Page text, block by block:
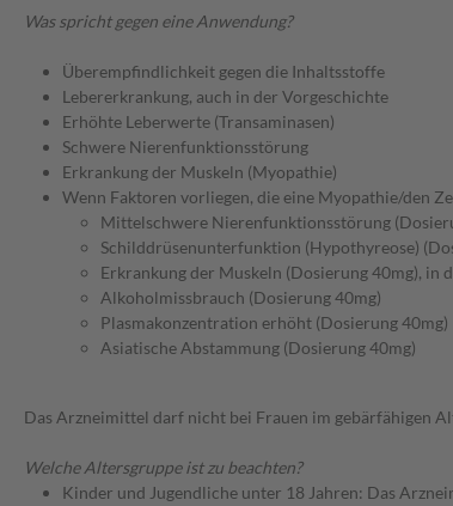
Was spricht gegen eine Anwendung?
Überempfindlichkeit gegen die Inhaltsstoffe
Lebererkrankung, auch in der Vorgeschichte
Erhöhte Leberwerte (Transaminasen)
Schwere Nierenfunktionsstörung
Erkrankung der Muskeln (Myopathie)
Wenn Faktoren vorliegen, die eine Myopathie/den
Mittelschwere Nierenfunktionsstörung
Schilddrüsenunterfunktion (Hypothyreose)
Erkrankung der Muskeln (Dosierung 40mg),
Alkoholmissbrauch (Dosierung 40mg)
Plasmakonzentration erhöht (Dosierung 40mg)
Asiatische Abstammung (Dosierung 40mg)
Das Arzneimittel darf nicht bei Frauen im gebärfähigen
Welche Altersgruppe ist zu beachten?
Kinder und Jugendliche unter 18 Jahren: Das